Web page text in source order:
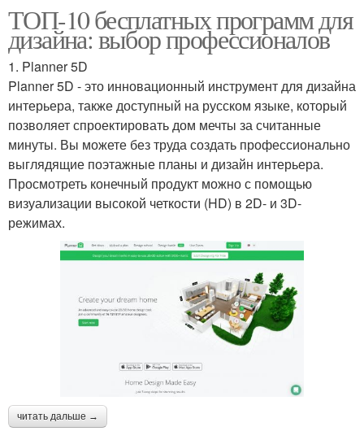
ТОП-10 бесплатных программ для
дизайна: выбор профессионалов
1. Planner 5D
Planner 5D - это инновационный инструмент для дизайна
интерьера, также доступный на русском языке, который
позволяет спроектировать дом мечты за считанные
минуты. Вы можете без труда создать профессионально
выглядящие поэтажные планы и дизайн интерьера.
Просмотреть конечный продукт можно с помощью
визуализации высокой четкости (HD) в 2D- и 3D-
режимах.
читать дальше →